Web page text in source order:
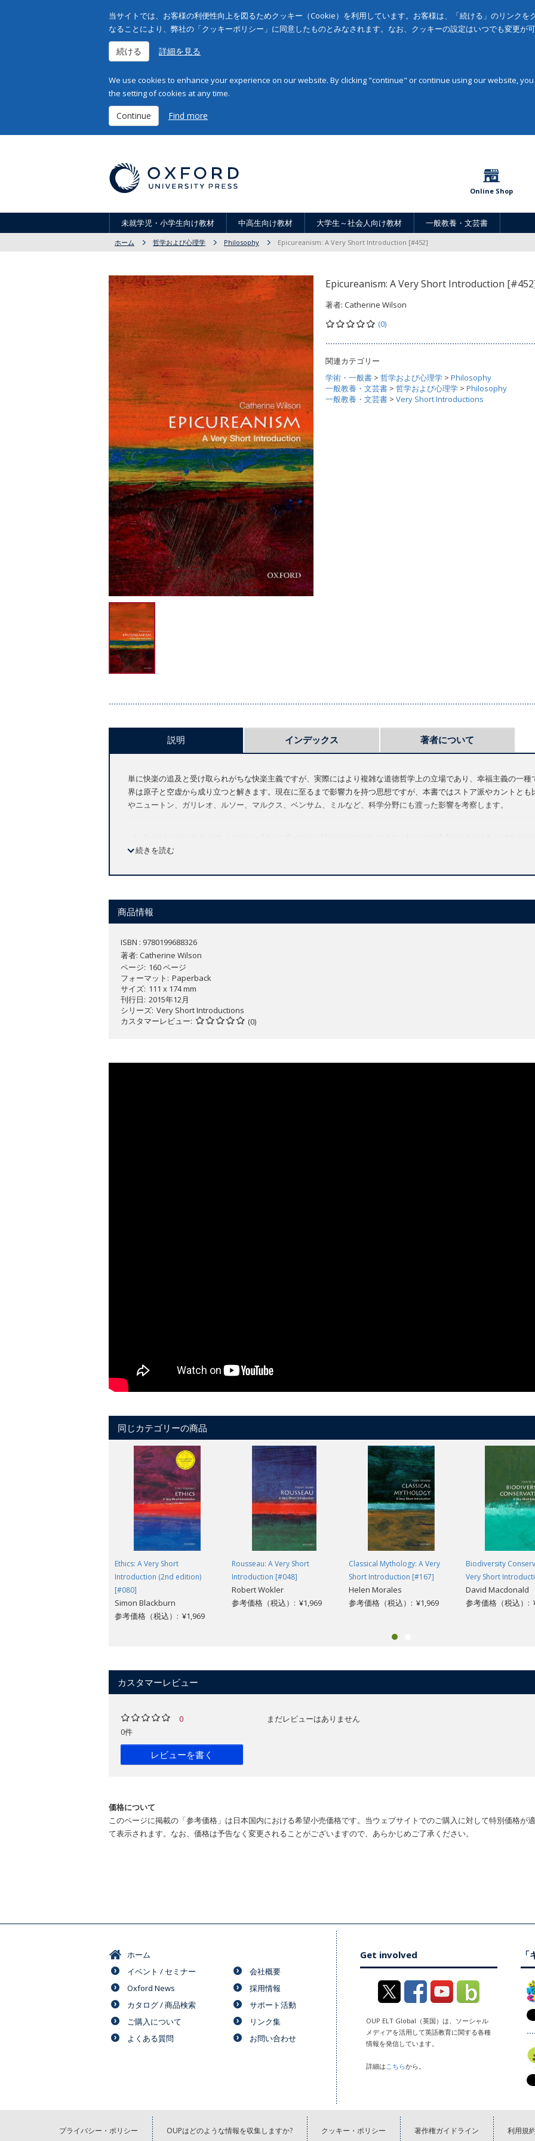
当サイトでは、お客様の利便性向上を図るためクッキー（Cookie）を利用しています。お客様は、「続ける」のリンクを
なることにより、弊社の「クッキーポリシー」に同意したものとみなされます。なお、クッキーの設定はいつでも変更が可
続ける 詳細を見る
We use cookies to enhance your experience on our website. By clicking "continue" or continue using our website,
the setting of cookies at any time.
Continue Find more
Online Shop
未就学児・小学生向け教材 中高生向け教材 大学生～社会人向け教材 一般教養・文芸書
ホーム 哲学および心理学 Philosophy Epicureanism: A Very Short Introduction [#452]
Epicureanism: A Very Short Introduction
著者: Catherine Wilson
(0)
関連カテゴリー
学術・一般書 > 哲学および心理学 > Philosophy
一般教養・文芸書 > 哲学および心理学 > Philosophy
一般教養・文芸書 > Very Short Introductions
説明 インデックス 著者について
単に快楽の追及と受け取られがちな快楽主義ですが、実際にはより複雑な道徳哲学上の立場であり、幸福主義の一
界は原子と空虚から成り立つと解きます。現在に至るまで影響力を持つ思想ですが、本書ではストア派やカントと
やニュートン、ガリレオ、ルソー、マルクス、ベンサム、ミルなど、科学分野にも渡った影響を考察します。
Demonstrates how Epicureanism's message of 'civilized moderation' remains relevant today
Epicureanism is commonly associated with a carefree view of life and the pursuit of pleasures, particularly the
complex and distinctive system of philosophy that emphasized simplicity and moderation, and considered
Epicureanism is a school of thought whose legacy continues to reverberate today.
In this Very Short Introduction
ethics, and tracing their influence on the development of scientific and political thought from Locke, Newton, and
and Mill. She discusses the adoption and adaptation of Epicurean motifs in science, morality, and politics from
contextualises the significance of Epicureanism in modern life.
続きを読む
商品情報
ISBN : 9780199688326
著者: Catherine Wilson
ページ 160 ページ
フォーマット
Paperback
サイズ 111 x 174 mm
刊行日 2015年12月
シリーズ Very Short Introductions
カスタマーレビュー
(0)
同じカテゴリーの商品
Ethics: A Very Short
Introduction (2nd edition)
[#080]
Simon Blackburn
参考価格（税込）: ¥1,969
Rousseau: A Very Short
Introduction [#048]
Robert Wokler
参考価格（税込）: ¥1,969
Classical Mythology: A Very
Short Introduction [#167]
Helen Morales
参考価格（税込）: ¥1,969
Biodiversity
Very Short
David Macdonald
参考価格（税込）:
カスタマーレビュー
0
0件
レビューを書く
まだレビューはありません
価格について
このページに掲載の「参考価格」は日本国内における希望小売価格です。当ウェブサイトでのご購入に対して特別価格が
て表示されます。なお、価格は予告なく変更されることがございますので、あらかじめご了承ください。
ホーム
イベント / セミナー
Oxford News
カタログ / 商品検索
ご購入について
よくある質問
会社概要
採用情報
サポート活動
リンク集
お問い合わせ
Get involved
OUP ELT Global（英国）は、ソーシャル
メディアを活用して英語教育に関する各種
情報を発信しています。
詳細はこちらから。
プライバシー・ポリシー OUPはどのような情報を収集しますか? クッキー・ポリシー 著作権ガイドライン 利用規